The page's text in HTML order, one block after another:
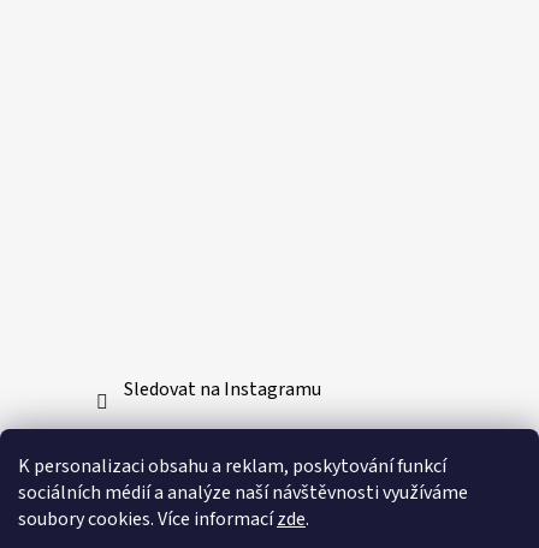
K personalizaci obsahu a reklam, poskytování funkcí
sociálních médií a analýze naší návštěvnosti využíváme
soubory cookies. Více informacízde.
Sledovat na Instagramu
Přijímáme online platby